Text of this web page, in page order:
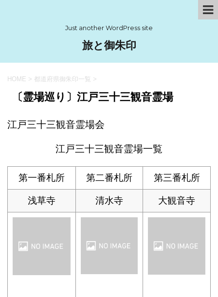
Just another WordPress site
旅と御朱印
HOME > 都道府県御朱印一覧 >
〔霊場巡り〕江戸三十三観音霊場
江戸三十三観音霊場会
江戸三十三観音霊場一覧
第一番札所 第二番札所 第三番札所
浅草寺 清水寺 大観音寺